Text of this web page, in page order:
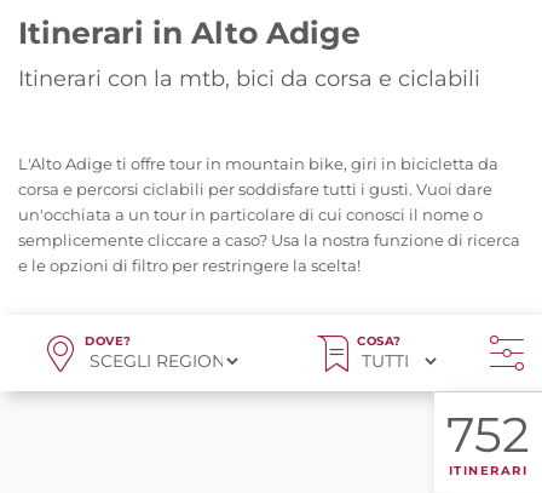
Itinerari in Alto Adige
Itinerari con la mtb, bici da corsa e ciclabili
L'Alto Adige ti offre tour in mountain bike, giri in bicicletta da
corsa e percorsi ciclabili per soddisfare tutti i gusti. Vuoi dare
un'occhiata a un tour in particolare di cui conosci il nome o
semplicemente cliccare a caso? Usa la nostra funzione di ricerca
e le opzioni di filtro per restringere la scelta!
DOVE? COSA?
752
ITINERARI